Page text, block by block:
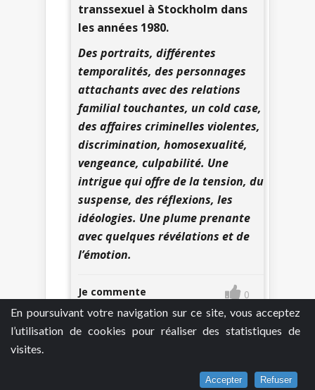
En poursuivant votre navigation sur ce site, vous acceptez
l’utilisation de cookies pour réaliser des statistiques de
visites.
Accepter Refuser
transsexuel à Stockholm dans
les années 1980.
Des portraits, différentes
temporalités, des personnages
attachants avec des relations
familial touchantes, un cold case,
des affaires criminelles violentes,
discrimination, homosexualité,
vengeance, culpabilité. Une
intrigue qui offre de la tension, du
suspense, des réflexions, les
idéologies. Une plume prenante
avec quelques révélations et de
l’émotion.
Je commente 0